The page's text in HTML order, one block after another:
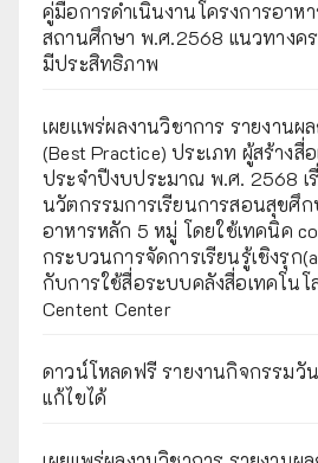
คู่มือการดำเนินงานโครงการอาห
สถานศึกษา พ.ศ.2568 แนวทางค
มีประสิทธิภาพ
เผยเเพร่ผลงานวิชาการ รายงาน
(Best Practice) ประเภท ผู้สร้างสื่
ประจำปีงบประมาณ พ.ศ. 2568 เ
นวัตกรรมการเรียนการสอนสุขศึก
อาหารหลัก 5 หมู่ โดยใช้เทคนิค
กระบวนการจัดการเรียนรู้เชิงรุก
กับการใช้สื่อระบบคลังสื่อเทคโนโ
Centent Center
ดาวน์โหลดฟรี รายงานกิจกรรมวั
แก้ไขได้